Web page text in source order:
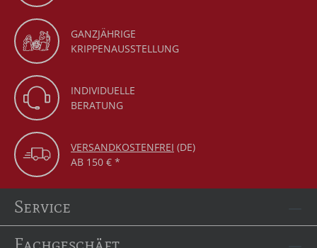
GANZJÄHRIGE
KRIPPENAUSSTELLUNG
INDIVIDUELLE
BERATUNG
VERSANDKOSTENFREI (DE)
AB 150 € *
Service